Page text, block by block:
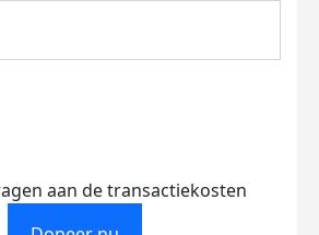
aan de transactiekosten